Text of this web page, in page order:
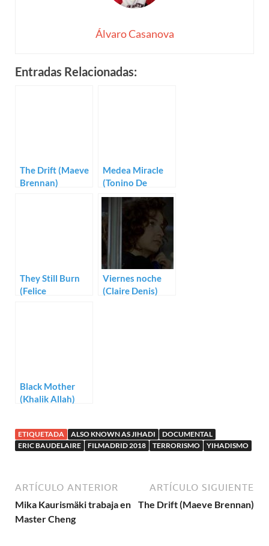
Álvaro Casanova
Entradas Relacionadas:
The Drift (Maeve
Brennan)
Medea Miracle
(Tonino De
Bernardi)
They Still Burn
(Felice
Viernes noche
(Claire Denis)
Black Mother
(Khalik Allah)
ETIQUETADA ALSO KNOWN AS JIHADI
DOCUMENTAL
ERIC BAUDELAIRE
FILMADRID 2018 TERRORISMO YIHADISMO
ARTÍCULO ANTERIOR
Mika Kaurismäki trabaja en
Master Cheng
ARTÍCULO SIGUIENTE
The Drift (Maeve Brennan)